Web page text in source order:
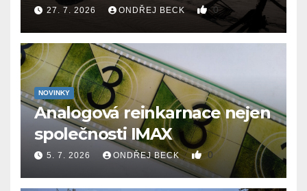
27. 7. 2026 ONDŘEJ BECK 0
NOVINKY
Analogová reinkarnace nejen
společnosti IMAX
5. 7. 2026 ONDŘEJ BECK 0